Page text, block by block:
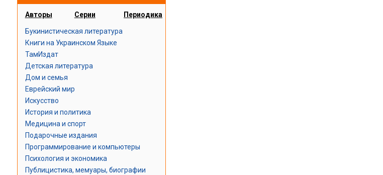
Авторы Серии Периодика
Букинистическая литература
Книги на Украинском Языке
ТамИздат
Детская литература
Дом и семья
Еврейский мир
Искусство
История и политика
Медицина и спорт
Подарочные издания
Программирование и компьютеры
Психология и экономика
Публицистика, мемуары, биографии